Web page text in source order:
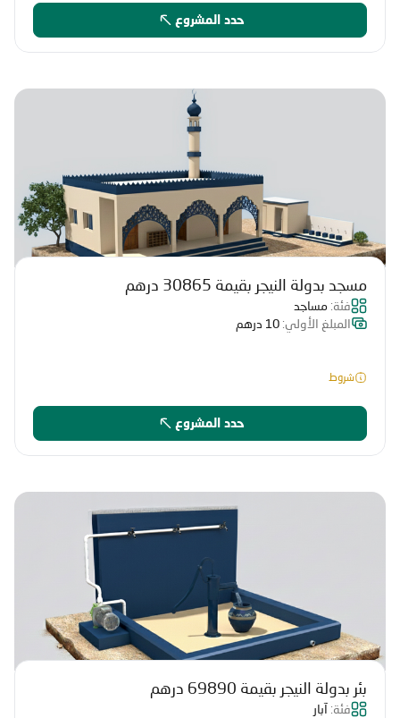
حدد المشروع
مسجد بدولة النيجر بقيمة 30865 درهم
فئة: مساجد
المبلغ الأولي: 10 درهم
شروط
حدد المشروع
بئر بدولة النيجر بقيمة 69890 درهم
فئة: آبار